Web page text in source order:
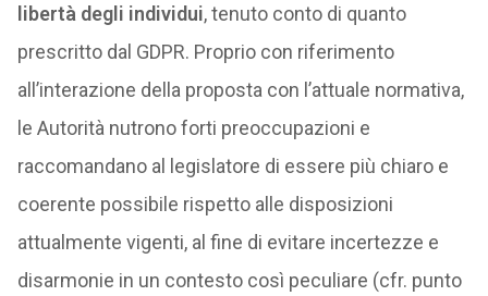
libertà degli individui, tenuto conto di quanto
prescritto dal GDPR. Proprio con riferimento
all’interazione della proposta con l’attuale normativa,
le Autorità nutrono forti preoccupazioni e
raccomandano al legislatore di essere più chiaro e
coerente possibile rispetto alle disposizioni
attualmente vigenti, al fine di evitare incertezze e
disarmonie in un contesto così peculiare (cfr. punto